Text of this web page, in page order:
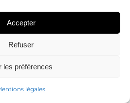
Accepter
Refuser
les préférences
légales
DE SA
DE